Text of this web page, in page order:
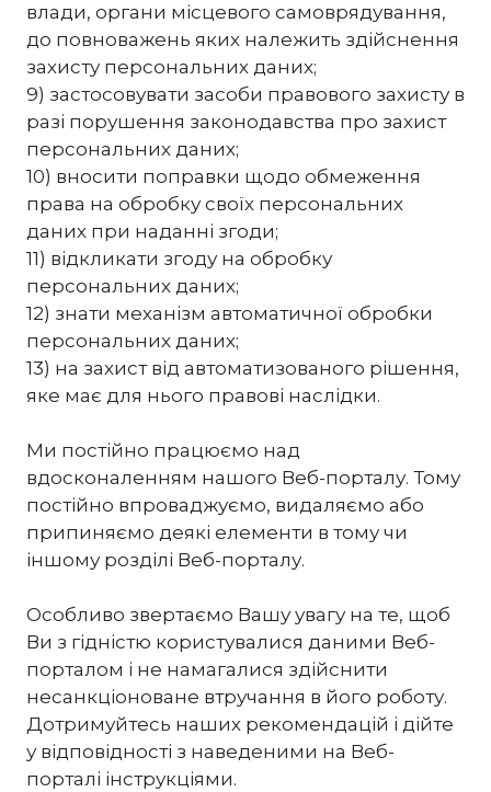
влади, органи місцевого самоврядування,
до повноважень яких належить здійснення
захисту персональних даних;
9) застосовувати засоби правового захисту в
разі порушення законодавства про захист
персональних даних;
10) вносити поправки щодо обмеження
права на обробку своїх персональних
даних при наданні згоди;
11) відкликати згоду на обробку
персональних даних;
12) знати механізм автоматичної обробки
персональних даних;
13) на захист від автоматизованого рішення,
яке має для нього правові наслідки.
Ми постійно працюємо над
вдосконаленням нашого Веб-порталу. Тому
постійно впроваджуємо, видаляємо або
припиняємо деякі елементи в тому чи
іншому розділі Веб-порталу.
Особливо звертаємо Вашу увагу на те, щоб
Ви з гідністю користувалися даними Веб-
порталом і не намагалися здійснити
несанкціоноване втручання в його роботу.
Дотримуйтесь наших рекомендацій і дійте
у відповідності з наведеними на Веб-
порталі інструкціями.